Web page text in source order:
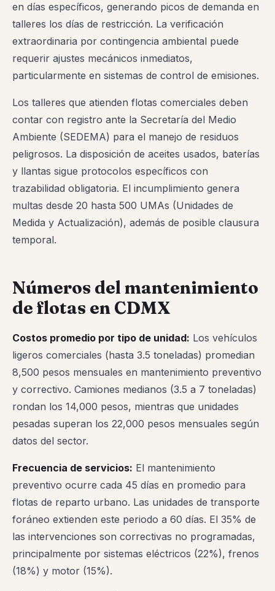
en días específicos, generando picos de demanda en
talleres los días de restricción. La verificación
extraordinaria por contingencia ambiental puede
requerir ajustes mecánicos inmediatos,
particularmente en sistemas de control de emisiones.
Los talleres que atienden flotas comerciales deben
contar con registro ante la Secretaría del Medio
Ambiente (SEDEMA) para el manejo de residuos
peligrosos. La disposición de aceites usados, baterías
y llantas sigue protocolos específicos con
trazabilidad obligatoria. El incumplimiento genera
multas desde 20 hasta 500 UMAs (Unidades de
Medida y Actualización), además de posible clausura
temporal.
Números del mantenimiento
de flotas en CDMX
Costos promedio por tipo de unidad: Los vehículos
ligeros comerciales (hasta 3.5 toneladas) promedian
8,500 pesos mensuales en mantenimiento preventivo
y correctivo. Camiones medianos (3.5 a 7 toneladas)
rondan los 14,000 pesos, mientras que unidades
pesadas superan los 22,000 pesos mensuales según
datos del sector.
Frecuencia de servicios: El mantenimiento
preventivo ocurre cada 45 días en promedio para
flotas de reparto urbano. Las unidades de transporte
foráneo extienden este periodo a 60 días. El 35% de
las intervenciones son correctivas no programadas,
principalmente por sistemas eléctricos (22%), frenos
(18%) y motor (15%).